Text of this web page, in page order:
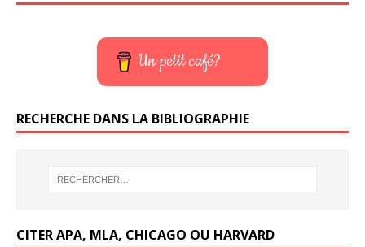
Un petit café?
RECHERCHE DANS LA BIBLIOGRAPHIE
CITER APA, MLA, CHICAGO OU HARVARD